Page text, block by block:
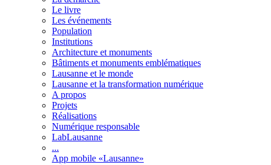
Le livre
Les événements
Population
Institutions
Architecture et monuments
Bâtiments et monuments emblématiques
Lausanne et le monde
Lausanne et la transformation numérique
A propos
Projets
Réalisations
Numérique responsable
LabLausanne
...
App mobile «Lausanne»